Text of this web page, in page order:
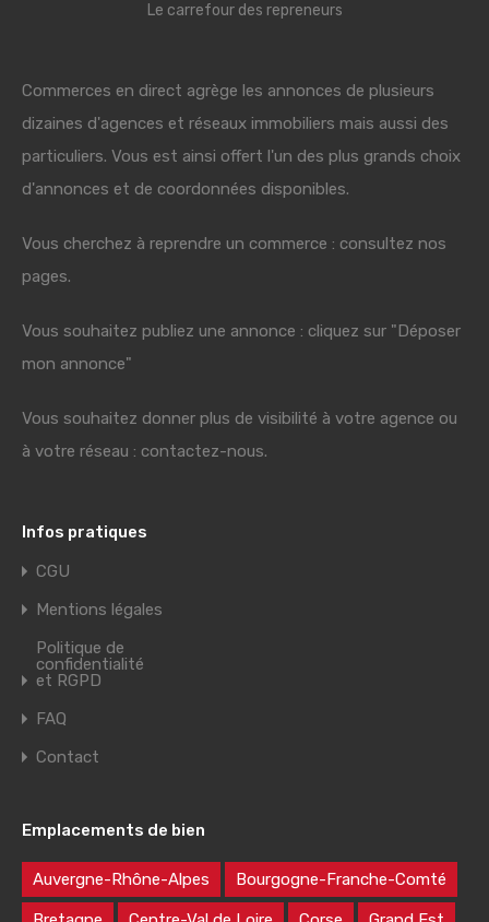
Le carrefour des repreneurs
Commerces en direct agrège les annonces de plusieurs
dizaines d'agences et réseaux immobiliers mais aussi des
particuliers. Vous est ainsi offert l'un des plus grands choix
d'annonces et de coordonnées disponibles.
Vous cherchez à reprendre un commerce : consultez nos
pages.
Vous souhaitez publiez une annonce : cliquez sur "Déposer
mon annonce"
Vous souhaitez donner plus de visibilité à votre agence ou
à votre réseau : contactez-nous.
Infos pratiques
CGU
Mentions légales
Politique de
confidentialité
et RGPD
FAQ
Contact
Emplacements de bien
Auvergne-Rhône-Alpes Bourgogne-Franche-Comté